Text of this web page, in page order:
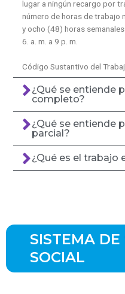
lugar a ningún recargo por
número de horas de trabajo
y ocho (48) horas
6. a. m. a 9 p. m.
Código Sustantivo del
¿Qué se entiende
completo?
¿Qué se entiende
parcial?
¿Qué es el trabajo
SISTEMA
SOCIAL